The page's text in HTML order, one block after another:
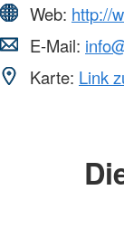
Web: http://
E-Mail:
Karte: Link